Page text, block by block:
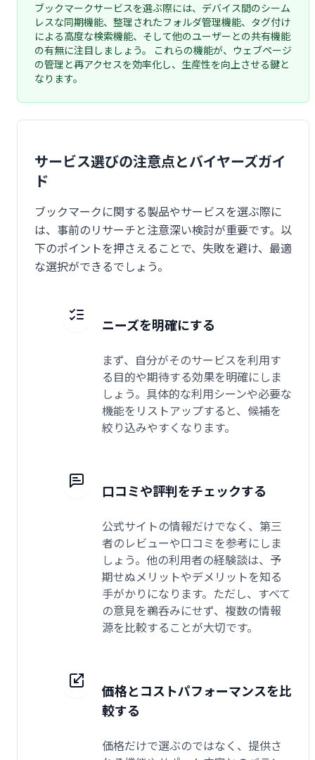
ブックマークサービスを選ぶ際には、デバイス間のシーム
レスな同期機能、整理されたフォルダ管理機能、タグ付け
による高度な検索機能、そして他のユーザーとの共有機能
の有無に注目しましょう。 これらの機能が、ウェブページ
の管理と再アクセスを効率化し、生産性を向上させる鍵と
なります。
サービス選びの注意点とバイヤーズガイ
ド
ブックマークに関する製品やサービスを選ぶ際に
は、事前のリサーチと注意深い検討が重要です。以
下のポイントを押さえることで、失敗を避け、最適
な選択ができるでしょう。
ニーズを明確にする
まず、自分がそのサービスを利用す
る目的や期待する効果を明確にしま
しょう。具体的な利用シーンや必要な
機能をリストアップすると、候補を
絞り込みやすくなります。
口コミや評判をチェックする
公式サイトの情報だけでなく、第三
者のレビューや口コミを参考にしま
しょう。他の利用者の経験談は、予
期せぬメリットやデメリットを知る
手がかりになります。ただし、すべて
の意見を鵜呑みにせず、複数の情報
源を比較することが大切です。
価格とコストパフォーマンスを比
較する
価格だけで選ぶのではなく、提供さ